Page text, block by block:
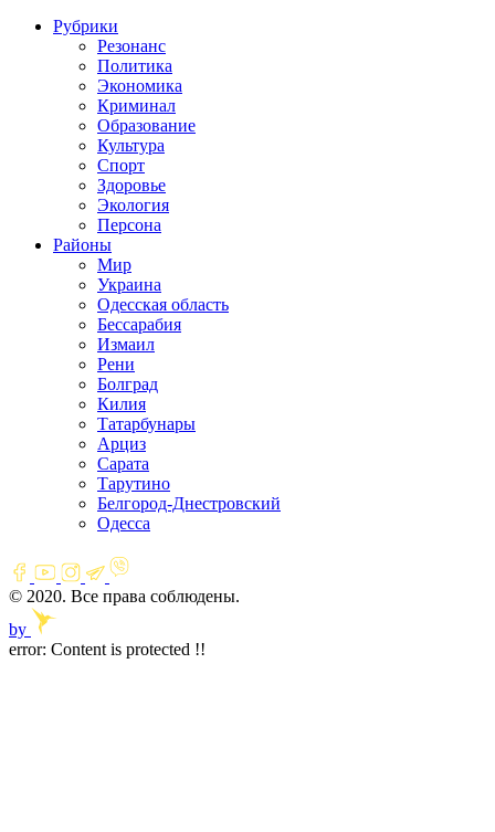
Рубрики
Резонанс
Политика
Экономика
Криминал
Образование
Культура
Спорт
Здоровье
Экология
Персона
Районы
Мир
Украина
Одесская область
Бессарабия
Измаил
Рени
Болград
Килия
Татарбунары
Арциз
Сарата
Тарутино
Белгород-Днестровский
Одесса
© 2020. Все права соблюдены.
by
error: Content is protected !!